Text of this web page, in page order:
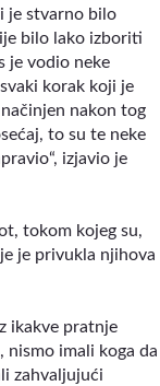
je stvarno bilo
bilo lako izboriti
je vodio neke
korak koji je
nakon tog
to su te neke
izjavio je
tokom kojeg su,
je privukla njihova
ikakve pratnje
imali koga da
zahvaljujući